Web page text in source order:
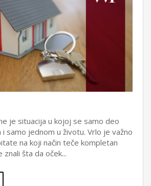
je situacija u kojoj se samo deo
i samo jednom u životu. Vrlo je važno
na koji način teče kompletan
šta da oček...